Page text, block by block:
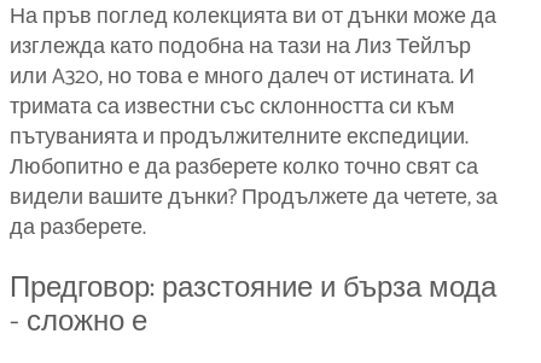
На пръв поглед колекцията ви от дънки може да
изглежда като подобна на тази на Лиз Тейлър
или A320, но това е много далеч от истината. И
тримата са известни със склонността си към
пътуванията и продължителните експедиции.
Любопитно е да разберете колко точно свят са
видели вашите дънки? Продължете да четете, за
да разберете.
Предговор: разстояние и бърза мода
- сложно е